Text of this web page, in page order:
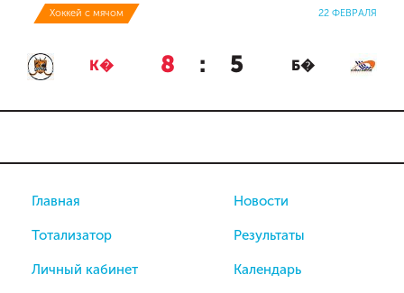
Хоккей с мячом 22 ФЕВРАЛЯ
К� 8 : 5 Б�
Главная
Тотализатор
Личный кабинет
Новости
Результаты
Календарь